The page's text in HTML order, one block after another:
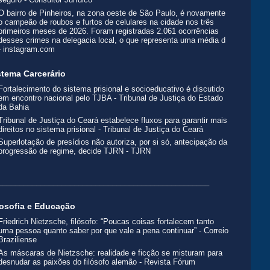
bairro de Pinheiros, na zona oeste de São Paulo, é novamente
campeão de roubos e furtos de celulares na cidade nos três
meses de 2026. Foram registradas 2.061 ocorrências
crimes na delegacia local, o que representa uma média d
instagram.com
Carcerário
Fortalecimento do sistema prisional e socioeducativo é discutido
encontro nacional pelo TJBA - Tribunal de Justiça do Estado
Bahia
de Justiça do Ceará estabelece fluxos para garantir mais
no sistema prisional - Tribunal de Justiça do Ceará
de presídios não autoriza, por si só, antecipação da
de regime, decide TJRN - TJRN
e Educação
Friedrich Nietzsche, filósofo: “Poucas coisas fortalecem tanto
pessoa quanto saber por que vale a pena continuar” - Correio
Braziliense
máscaras de Nietzsche: realidade e ficção se misturam para
as paixões do filósofo alemão - Revista Fórum